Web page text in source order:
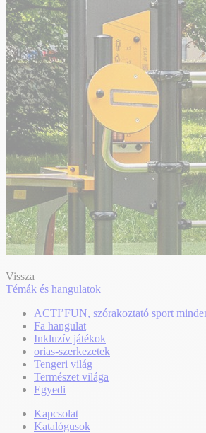
Vissza
Témák és hangulatok
ACTI’FUN, szórakoztató sport
Fa hangulat
Inkluzív játékok
orias-szerkezetek
Tengeri világ
Természet világa
Egyedi
Kapcsolat
Katalógusok